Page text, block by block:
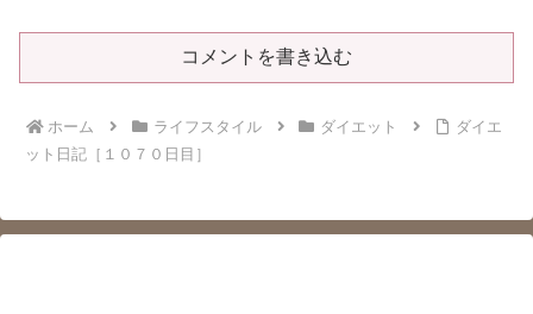
コメントを書き込む
ホーム ライフスタイル ダイエット
ダイエ
ット日記［１０７０日目］